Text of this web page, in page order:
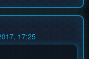
17:25